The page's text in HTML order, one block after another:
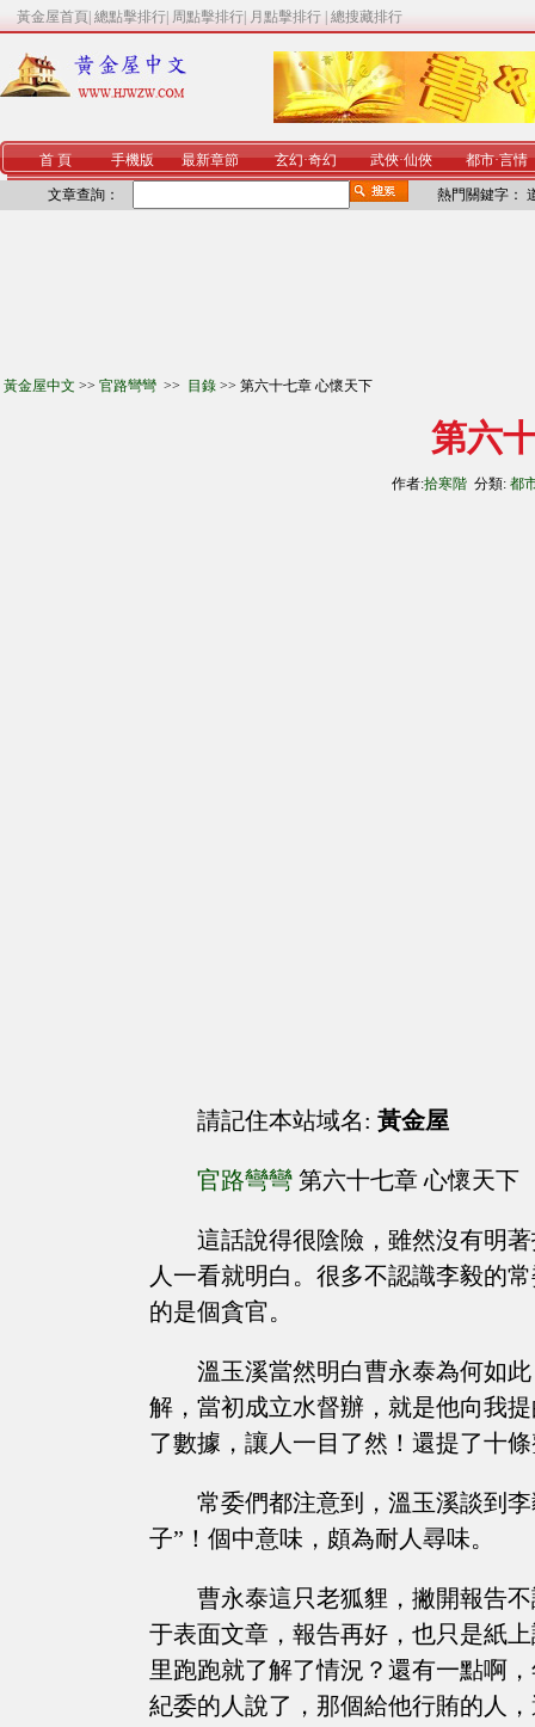
黃金屋首頁 總點擊排行 周點擊排行 月點擊排行 總搜藏排行
首 頁 手機版 最新章節 玄幻·奇幻 武俠·仙俠 都市·言情
文章查詢： 熱門關鍵字：
黃金屋中文 >> 官路彎彎 >> 目錄 >> 第六十七章 心懷天下
第六
作者:拾寒階 分類: 都
請記住本站域名: 黃金屋
官路彎彎 第六十七章 心懷天下
這話說得很陰險，雖然沒有明
人一看就明白。很多不認識李毅的
的是個貪官。
溫玉溪當然明白曹永泰為何如
解，當初成立水督辦，就是他向我
了數據，讓人一目了然！還提了十
常委們都注意到，溫玉溪談到
子”！個中意味，頗為耐人尋味。
曹永泰這只老狐貍，撇開報告
于表面文章，報告再好，也只是紙
里跑跑就了解了情況？還有一點啊
紀委的人說了，那個給他行賄的人